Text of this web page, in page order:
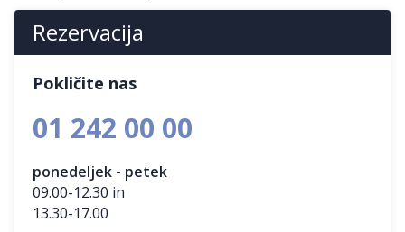
Rezervacija
Pokličite nas
01 242 00 00
ponedeljek - petek
09.00-12.30 in
13.30-17.00